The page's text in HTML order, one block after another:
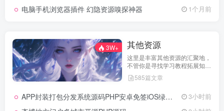
电脑手机浏览器插件 幻隐资源嗅探神器 1个月前
3W+ 其他资源
这里是丰富其他资源的汇聚地，
不管你是寻找学习教程拓展知
识，还是搜集各类素材激发创作
灵感，亦或是查询专业数据辅助
源定期更新、分类清晰、下载便
585篇文章
APP封装打包分发系统源码PHP安卓免签iOS绿标工具 3小时前